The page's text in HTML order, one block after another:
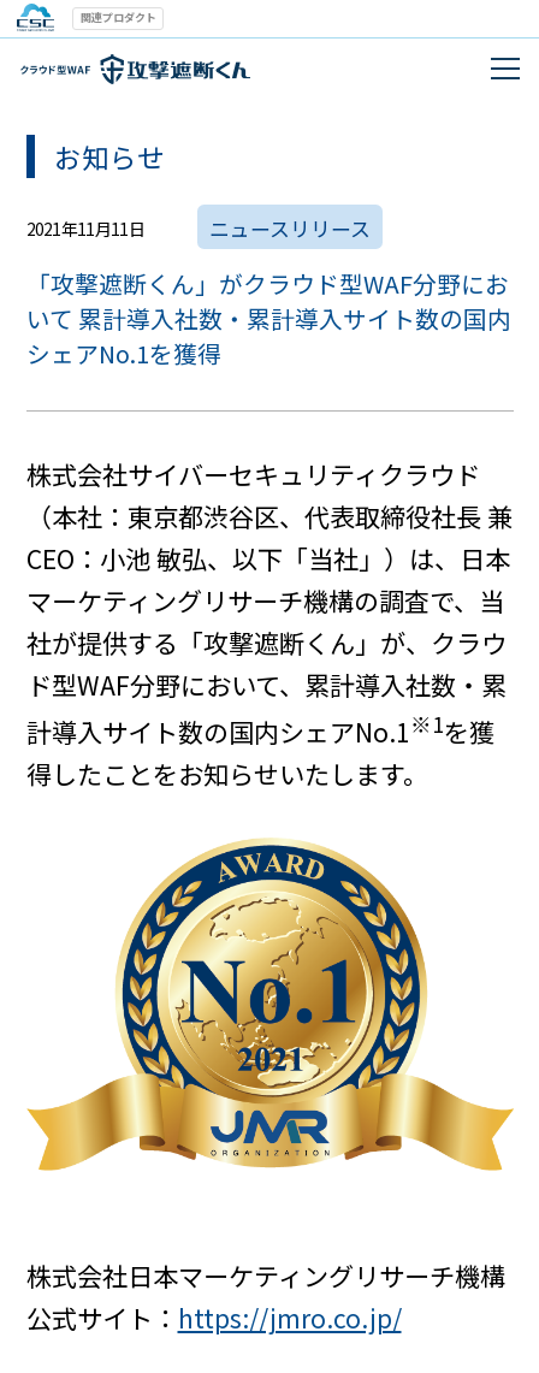
関連プロダクト
お知らせ
2021年11月11日 ニュースリリース
「攻撃遮断くん」がクラウド型WAF分野にお
いて 累計導入社数・累計導入サイト数の国内
シェアNo.1を獲得
株式会社サイバーセキュリティクラウド
（本社：東京都渋谷区、代表取締役社長 兼
CEO：小池 敏弘、以下「当社」）は、日本
マーケティングリサーチ機構の調査で、当
社が提供する「攻撃遮断くん」が、クラウ
ド型WAF分野において、累計導入社数・累
計導入サイト数の国内シェアNo.1※1を獲
得したことをお知らせいたします。
株式会社日本マーケティングリサーチ機構
公式サイト： https://jmro.co.jp/